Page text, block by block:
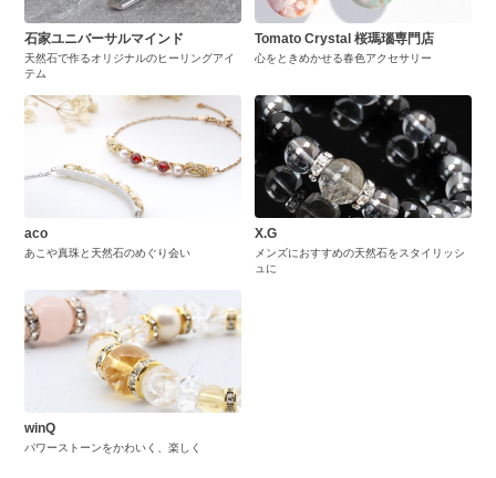
石家ユニバーサルマインド
天然石で作るオリジナルのヒーリングアイ
テム
Tomato Crystal 桜瑪瑙専門店
心をときめかせる春色アクセサリー
aco
あこや真珠と天然石のめぐり会い
X.G
メンズにおすすめの天然石をスタイリッシ
ュに
winQ
パワーストーンをかわいく、楽しく